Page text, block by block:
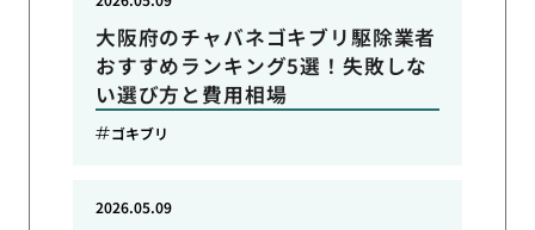
大阪府のチャバネゴキブリ駆除業者
おすすめランキング5選！失敗しな
い選び方と費用相場
ゴキブリ
2026.05.09